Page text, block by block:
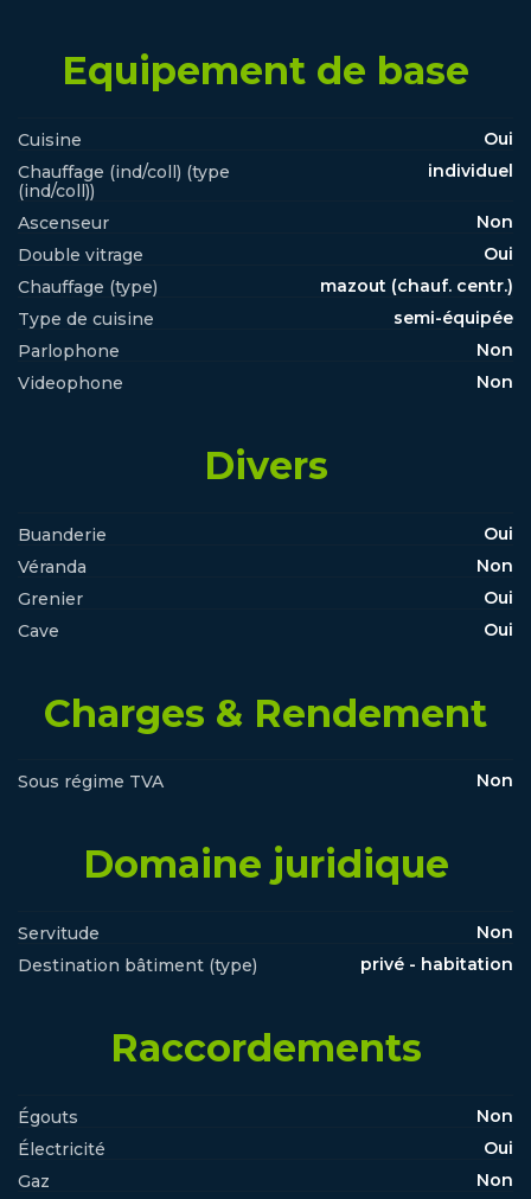
Equipement de base
Cuisine
Oui
Chauffage (ind/coll) (type
(ind/coll))
individuel
Ascenseur
Non
Double vitrage
Oui
Chauffage (type)
mazout (chauf. centr.)
Type de cuisine
semi-équipée
Parlophone
Non
Videophone
Non
Divers
Buanderie
Oui
Véranda
Non
Grenier
Oui
Cave
Oui
Charges & Rendement
Sous régime TVA Non
Domaine juridique
Servitude
Non
Destination bâtiment (type)
privé - habitation
Raccordements
Égouts
Non
Électricité
Oui
Gaz
Non